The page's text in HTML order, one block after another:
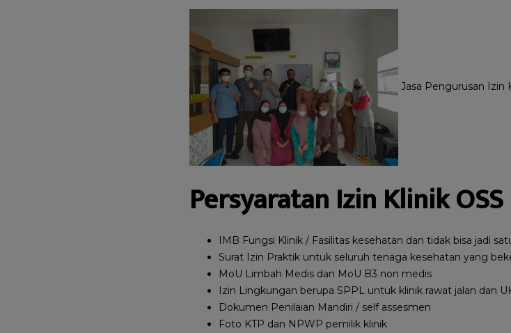
Jasa Pengurusan Izin
Persyaratan Izin Klinik
IMB Fungsi Klinik / Fasilitas kesehatan dan tidak bisa jadi
Surat Izin Praktik untuk seluruh tenaga kesehatan yang
MoU Limbah Medis dan MoU B3 non medis
Izin Lingkungan berupa SPPL untuk klinik rawat jalan dan
Dokumen Penilaian Mandiri / self assesmen
Foto KTP dan NPWP pemilik klinik